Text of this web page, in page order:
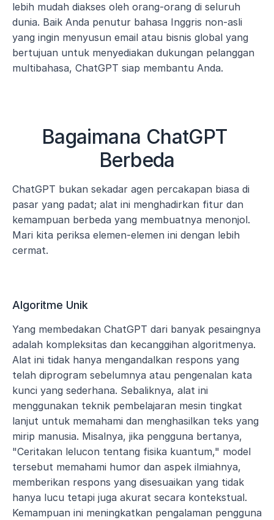
lebih mudah diakses oleh orang-orang di seluruh
dunia. Baik Anda penutur bahasa Inggris non-asli
yang ingin menyusun email atau bisnis global yang
bertujuan untuk menyediakan dukungan pelanggan
multibahasa, ChatGPT siap membantu Anda.
Bagaimana ChatGPT
Berbeda
ChatGPT bukan sekadar agen percakapan biasa di
pasar yang padat; alat ini menghadirkan fitur dan
kemampuan berbeda yang membuatnya menonjol.
Mari kita periksa elemen-elemen ini dengan lebih
cermat.
Algoritme Unik
Yang membedakan ChatGPT dari banyak pesaingnya
adalah kompleksitas dan kecanggihan algoritmenya.
Alat ini tidak hanya mengandalkan respons yang
telah diprogram sebelumnya atau pengenalan kata
kunci yang sederhana. Sebaliknya, alat ini
menggunakan teknik pembelajaran mesin tingkat
lanjut untuk memahami dan menghasilkan teks yang
mirip manusia. Misalnya, jika pengguna bertanya,
"Ceritakan lelucon tentang fisika kuantum," model
tersebut memahami humor dan aspek ilmiahnya,
memberikan respons yang disesuaikan yang tidak
hanya lucu tetapi juga akurat secara kontekstual.
Kemampuan ini meningkatkan pengalaman pengguna